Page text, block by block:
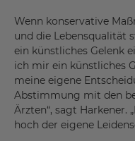
Wenn konservative
und die Lebensqualität
ein künstliches Gelenk
ich mir ein künstliches
meine eigene
Abstimmung mit den
Ärzten“, sagt Harkener.
hoch der eigene